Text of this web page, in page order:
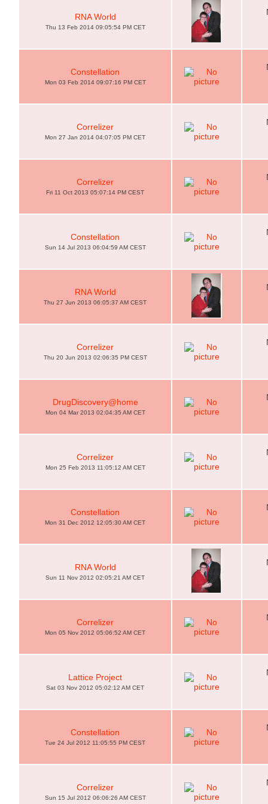
RNA World
Thu 13 Feb 2014 09:05:54 PM CET
Constellation
Mon 03 Feb 2014 09:07:16 PM CET
Correlizer
Mon 27 Jan 2014 04:07:05 PM CET
Correlizer
Fri 11 Oct 2013 05:07:14 PM CEST
Constellation
Sun 14 Jul 2013 06:04:59 AM CEST
RNA World
Thu 27 Jun 2013 06:05:37 AM CEST
Correlizer
Thu 20 Jun 2013 02:06:35 PM CEST
DrugDiscovery@home
Mon 04 Mar 2013 02:04:35 AM CET
Correlizer
Mon 25 Feb 2013 11:05:12 AM CET
Constellation
Mon 31 Dec 2012 12:05:30 AM CET
RNA World
Sun 11 Nov 2012 02:05:21 AM CET
Correlizer
Mon 05 Nov 2012 05:06:52 AM CET
Lattice Project
Sat 03 Nov 2012 05:02:12 AM CET
Constellation
Tue 24 Jul 2012 11:05:55 PM CEST
Correlizer
Sun 15 Jul 2012 06:06:26 AM CEST